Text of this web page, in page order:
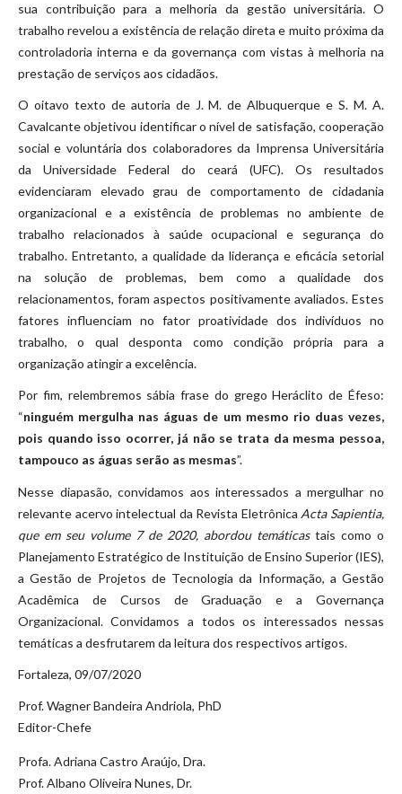
sua contribuição para a melhoria da gestão universitária. O
trabalho revelou a existência de relação direta e muito próxima da
controladoria interna e da governança com vistas à melhoria na
prestação de serviços aos cidadãos.
O oitavo texto de autoria de J. M. de Albuquerque e S. M. A.
Cavalcante objetivou identificar o nível de satisfação, cooperação
social e voluntária dos colaboradores da Imprensa Universitária
da Universidade Federal do ceará (UFC). Os resultados
evidenciaram elevado grau de comportamento de cidadania
organizacional e a existência de problemas no ambiente de
trabalho relacionados à saúde ocupacional e segurança do
trabalho. Entretanto, a qualidade da liderança e eficácia setorial
na solução de problemas, bem como a qualidade dos
relacionamentos, foram aspectos positivamente avaliados. Estes
fatores influenciam no fator proatividade dos indivíduos no
trabalho, o qual desponta como condição própria para a
organização atingir a excelência.
Por fim, relembremos sábia frase do grego Heráclito de Éfeso:
“ninguém mergulha nas águas de um mesmo rio duas vezes,
pois quando isso ocorrer, já não se trata da mesma pessoa,
tampouco as águas serão as mesmas”.
Nesse diapasão, convidamos aos interessados a mergulhar no
relevante acervo intelectual da Revista Eletrônica Acta Sapientia,
que em seu volume 7 de 2020, abordou temáticastais como o
Planejamento Estratégico de Instituição de Ensino Superior (IES),
a Gestão de Projetos de Tecnologia da Informação, a Gestão
Acadêmica de Cursos de Graduação e a Governança
Organizacional. Convidamos a todos os interessados nessas
temáticas a desfrutarem da leitura dos respectivos artigos.
Fortaleza, 09/07/2020
Prof. Wagner Bandeira Andriola, PhD
Editor-Chefe
Profa. Adriana Castro Araújo, Dra.
Prof. Albano Oliveira Nunes, Dr.